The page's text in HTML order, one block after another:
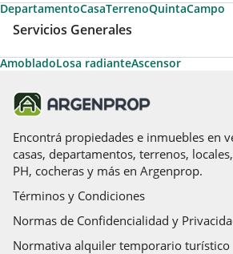
DepartamentoCasaTerrenoQuintaCampo
Servicios Generales
AmobladoLosa radianteAscensor
Encontrá propiedades e inmuebles en
casas, departamentos, terrenos,
PH, cocheras y más en Argenprop.
Términos y Condiciones
Normas de Confidencialidad y
Normativa alquiler temporario turístico